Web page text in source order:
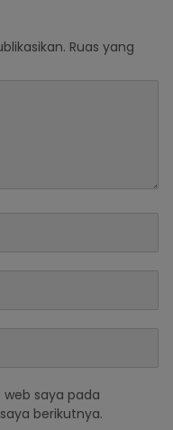
Ruas yang
saya pada
berikutnya.